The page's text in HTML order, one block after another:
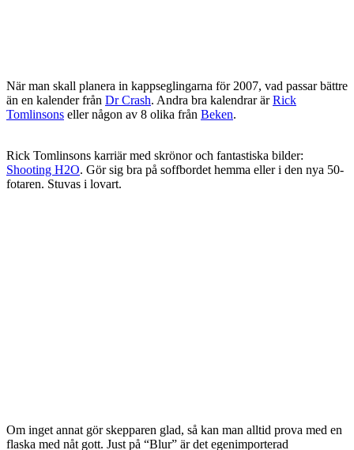
När man skall planera in kappseglingarna för 2007, vad passar bättre
än en kalender från Dr Crash. Andra bra kalendrar ärRick
Tomlinsons eller någon av 8 olika från Beken.
Rick Tomlinsons karriär med skrönor och fantastiska bilder:
Shooting H2O. Gör sig bra på soffbordet hemma eller i den nya 50-
fotaren. Stuvas i lovart.
Om inget annat gör skepparen glad, så kan man alltid prova med en
flaska med nåt gott. Just på “Blur” är det egenimporterad